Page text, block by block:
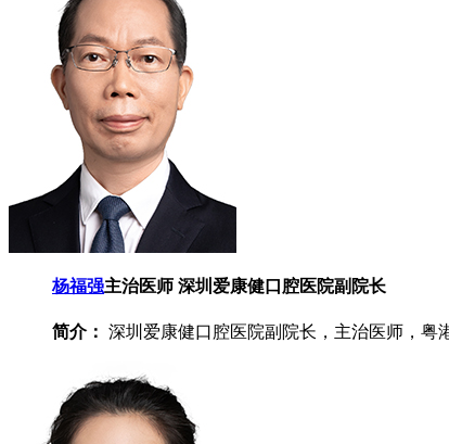
杨福强主治医师 深圳爱康健口腔医院副院长
简介： 深圳爱康健口腔医院副院长，主治医师，